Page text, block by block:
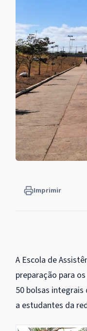
Imprimir
A Escola de
preparação para
50 bolsas integrais
a estudantes da